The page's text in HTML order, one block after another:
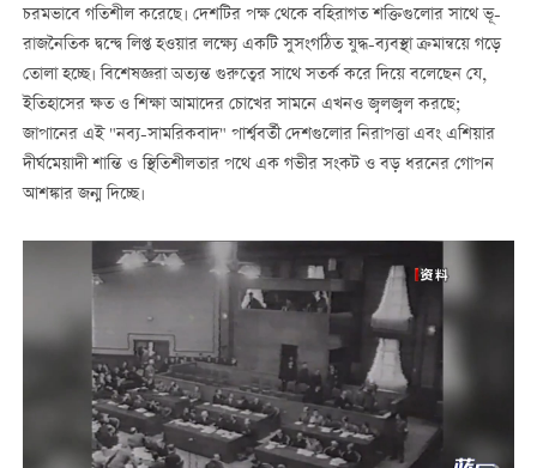
চরমভাবে গতিশীল করেছে। দেশটির পক্ষ থেকে বহিরাগত শক্তিগুলোর সাথে ভূ-
রাজনৈতিক দ্বন্দ্বে লিপ্ত হওয়ার লক্ষ্যে একটি সুসংগঠিত যুদ্ধ-ব্যবস্থা ক্রমান্বয়ে গড়ে
তোলা হচ্ছে। বিশেষজ্ঞরা অত্যন্ত গুরুত্বের সাথে সতর্ক করে দিয়ে বলেছেন যে,
ইতিহাসের ক্ষত ও শিক্ষা আমাদের চোখের সামনে এখনও জ্বলজ্বল করছে;
জাপানের এই "নব্য-সামরিকবাদ" পার্শ্ববর্তী দেশগুলোর নিরাপত্তা এবং এশিয়ার
দীর্ঘমেয়াদী শান্তি ও স্থিতিশীলতার পথে এক গভীর সংকট ও বড় ধরনের গোপন
আশঙ্কার জন্ম দিচ্ছে।